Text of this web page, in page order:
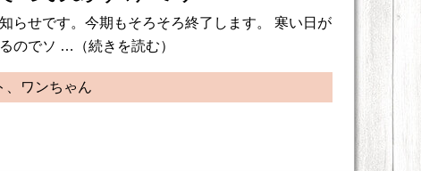
らせです。今期もそろそろ終了します。 寒い日が
のでソ …（続きを読む）
、ワンちゃん